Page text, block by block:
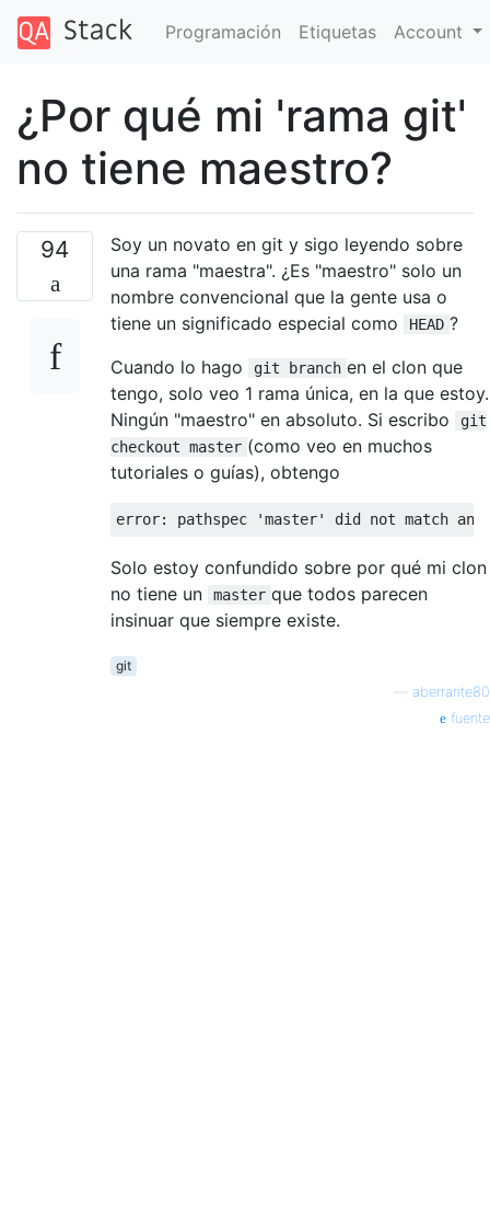
Programación Etiquetas Account
¿Por qué mi 'rama git'
no tiene maestro?
94
Soy un novato en git y sigo leyendo sobre
una rama "maestra". ¿Es "maestro" solo un
nombre convencional que la gente usa o
tiene un significado especial como
HEAD ?
Cuando lo hago
git branch en el clon que
tengo, solo veo 1 rama única, en la que estoy.
Ningún "maestro" en absoluto. Si escribo
git
checkout master (como veo en muchos
tutoriales o guías), obtengo
Solo estoy confundido sobre por qué mi clon
no tiene un
master que todos parecen
insinuar que siempre existe.
git
aberrante80
fuente